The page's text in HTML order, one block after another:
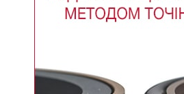
Вакансії